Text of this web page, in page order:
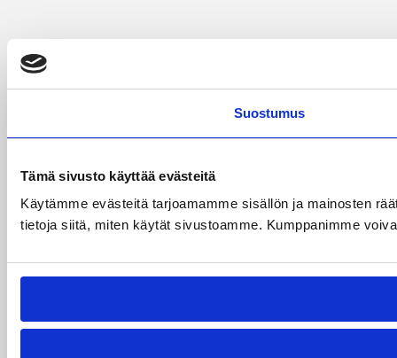
Suostumus
Tämä sivusto käyttää evästeitä
Käytämme evästeitä tarjoamamme sisällön ja mainosten
tietoja siitä, miten käytät sivustoamme. Kumppanimme